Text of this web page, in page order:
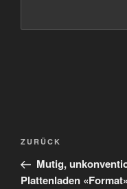
Beitragsnavigation
Vorheriger
Beitrag
ZURÜCK
Mutig,
Plattenladen